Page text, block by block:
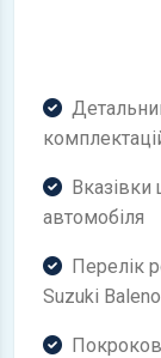
Вказівки
автомобіля
Перелік
Suzuki Baleno